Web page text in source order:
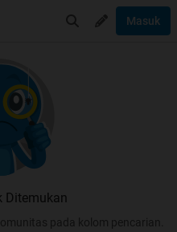
Masuk
Ditemukan
pada kolom pencarian.